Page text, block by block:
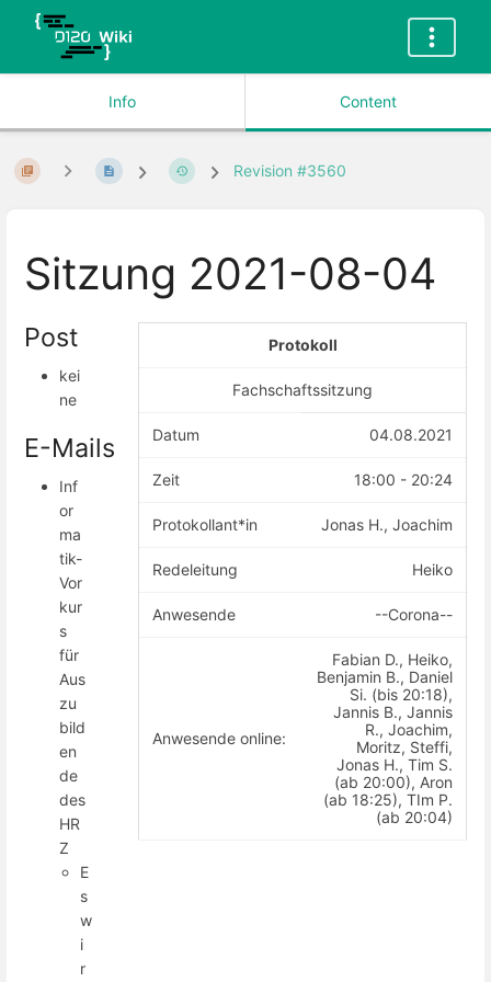
Info Content
Revision #3560
Sitzung 2021-08-04
Protokoll
Fachschaftssitzung
Datum 04.08.2021
Zeit 18:00 - 20:24
Protokollant*in Jonas H., Joachim
Redeleitung Heiko
Anwesende --Corona--
Anwesende online:
Fabian D., Heiko,
Benjamin B., Daniel
Si. (bis 20:18),
Jannis B., Jannis
R., Joachim,
Moritz, Steffi,
Jonas H., Tim S.
(ab 20:00), Aron
(ab 18:25), TIm P.
(ab 20:04)
Post
kei
ne
E-Mails
Inf
or
ma
tik-
Vor
kur
s
für
Aus
zu
bild
en
de
des
HR
Z
E
s
w
i
r